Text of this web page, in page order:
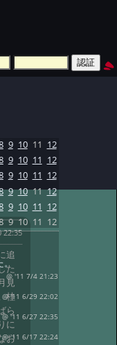
22:35
追
た
見
桂
ら
に
お
9 10 11 12
9 10 11 12
9 10 11 12
9 10 11 12
9 10 11 12
9 10 11 12
。
@ '11 7/4 21:23
@ '11 6/29 22:02
@ '11 6/27 22:35
@ '11 6/17 22:24